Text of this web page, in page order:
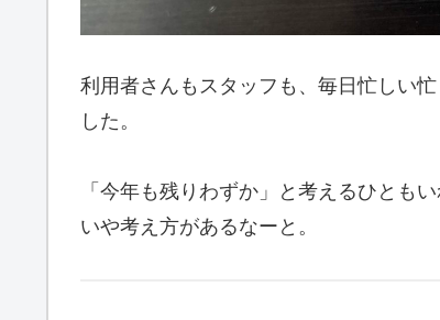
利用者さんもスタッフも、毎日忙しい
した。
「今年も残りわずか」と考えるひとも
いや考え方があるなーと。